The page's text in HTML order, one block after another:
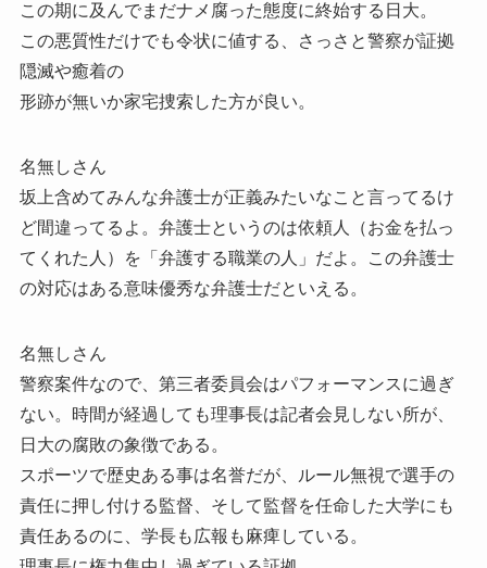
この期に及んでまだナメ腐った態度に終始する日大。
この悪質性だけでも令状に値する、さっさと警察が証拠
隠滅や癒着の
形跡が無いか家宅捜索した方が良い。
名無しさん
坂上含めてみんな弁護士が正義みたいなこと言ってるけ
ど間違ってるよ。弁護士というのは依頼人（お金を払っ
てくれた人）を「弁護する職業の人」だよ。この弁護士
の対応はある意味優秀な弁護士だといえる。
名無しさん
警察案件なので、第三者委員会はパフォーマンスに過ぎ
ない。時間が経過しても理事長は記者会見しない所が、
日大の腐敗の象徴である。
スポーツで歴史ある事は名誉だが、ルール無視で選手の
責任に押し付ける監督、そして監督を任命した大学にも
責任あるのに、学長も広報も麻痺している。